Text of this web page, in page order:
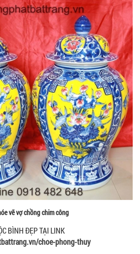
vẽ vợ chồng chim công
BÌNH ĐẸP TẠI LINK
choe-phong-thuy